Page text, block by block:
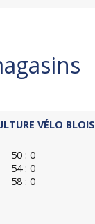
VÉLO BLOIS
50 : 0
54 : 0
58 : 0